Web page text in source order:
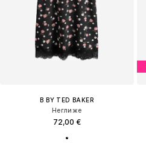
B BY TED BAKER
Неглиже
72,00 €